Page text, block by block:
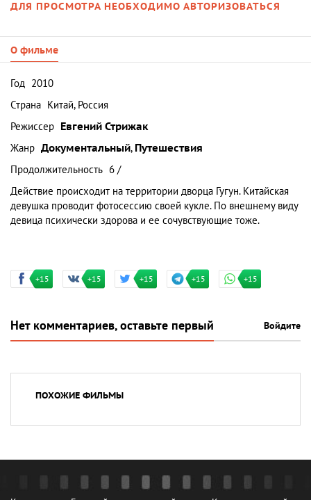
ДЛЯ ПРОСМОТРА НЕОБХОДИМО АВТОРИЗОВАТЬСЯ
О фильме
Год 2010
Страна Китай, Россия
Режиссер Евгений Стрижак
Жанр Документальный, Путешествия
Продолжительность 6 /
Действие происходит на территории дворца Гугун. Китайская
девушка проводит фотосессию своей кукле. По внешнему виду
девица психически здорова и ее сочувствующие тоже.
+15 +15 +15 +15 +15
Нет комментариев, оставьте первый Войдите
ПОХОЖИЕ ФИЛЬМЫ